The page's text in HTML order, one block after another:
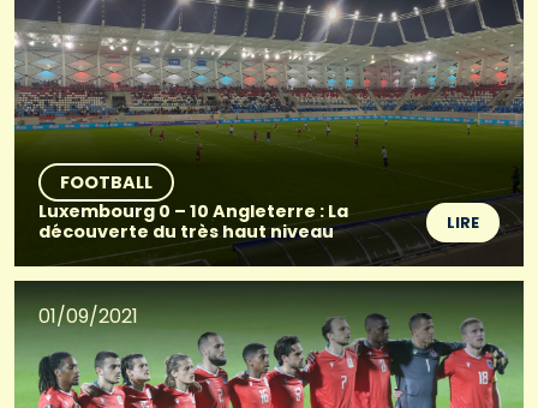
FOOTBALL
Luxembourg 0 – 10 Angleterre : La
découverte du très haut niveau
LIRE
01/09/2021